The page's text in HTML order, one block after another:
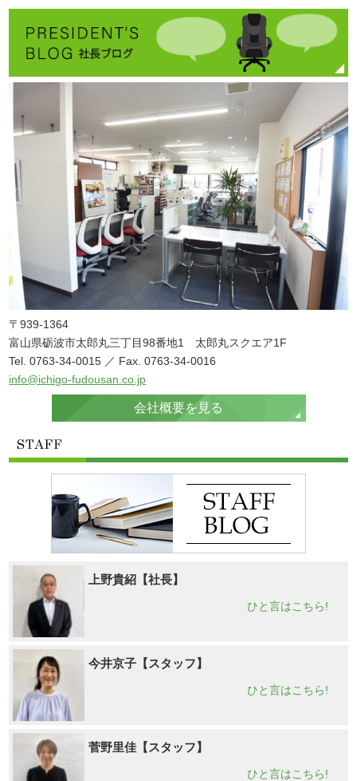
〒939-1364
富山県砺波市太郎丸三丁目98番地1 太郎丸スクエア1F
Tel. 0763-34-0015 ／ Fax. 0763-34-0016
info@ichigo-fudousan.co.jp
会社概要を見る
上野貴紹【社長】
ひと言はこちら!
今井京子【スタッフ】
ひと言はこちら!
菅野里佳【スタッフ】
ひと言はこちら!